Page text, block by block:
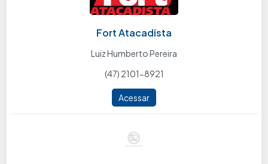
Fort Atacadista
Luiz Humberto Pereira
(47) 2101-8921
Acessar